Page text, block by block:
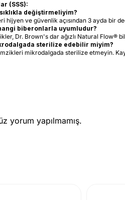
(SSS):
değiştirmeliyim?
hijyen ve güvenlik açısından 3 ayda bir
biberonlarla uyumludur?
Dr. Brown's dar ağızlı Natural Flow®
sterilize edebilir miyim?
mikrodalgada sterilize etmeyin.
yorum yapılmamış.